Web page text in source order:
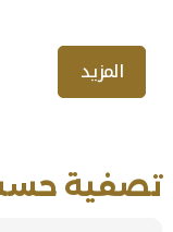
المزيد
تصفية